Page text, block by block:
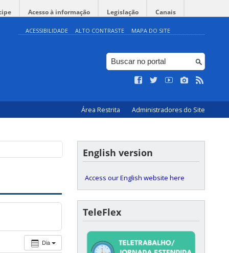
Acesso à informação Legislação Canais
ACESSIBILIDADE ALTO CONTRASTE MAPA DO SITE
Área Restrita Administradores do Site
Dia
English version
Access our English website here
TeleFlex